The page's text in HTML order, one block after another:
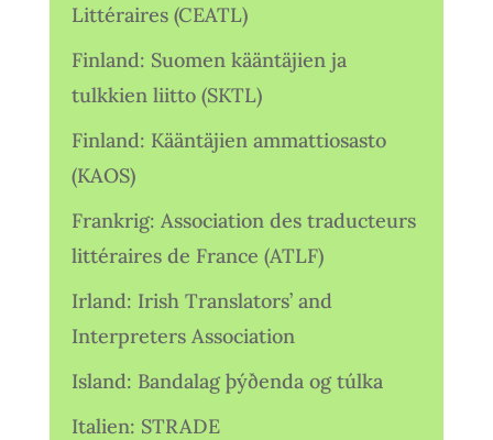
Littéraires (CEATL)
Finland: Suomen kääntäjien ja
tulkkien liitto (SKTL)
Finland: Kääntäjien ammattiosasto
(KAOS)
Frankrig: Association des traducteurs
littéraires de France (ATLF)
Irland: Irish Translators’ and
Interpreters Association
Island: Bandalag þýðenda og túlka
Italien: STRADE